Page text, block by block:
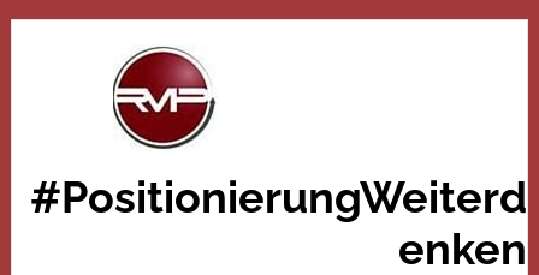
#PositionierungWeiterd
enken